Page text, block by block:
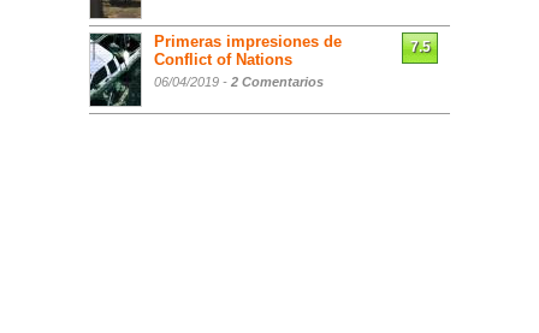
Primeras impresiones de
Conflict of Nations
06/04/2019 - 2 Comentarios
7.5